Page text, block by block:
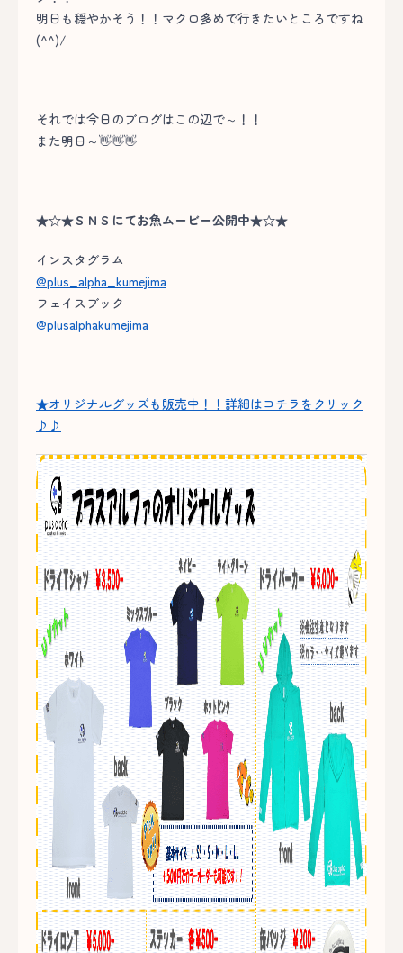
明日も穏やかそう！！マクロ多めで行きたいところですね
(^^)/
それでは今日のブログはこの辺で～！！
また明日～👋👋👋
★☆★ＳＮＳにてお魚ムービー公開中★☆★
インスタグラム
@plus_alpha_kumejima
フェイスブック
@plusalphakumejima
★オリジナルグッズも販売中！！詳細はコチラをクリック
♪♪